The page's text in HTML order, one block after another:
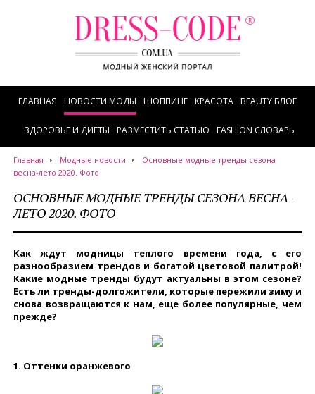
ГЛАВНАЯ НОВОСТИ МОДЫ ШОППИНГ КРАСОТА BEAUTY БЛОГ
ЗДОРОВЬЕ И ДИЕТЫ РАЗМЕСТИТЬ СТАТЬЮ FASHION СЛОВАРЬ
Главная Модные новости
Основные модные тренды сезона
весна-лето 2020. Фото
ОСНОВНЫЕ МОДНЫЕ ТРЕНДЫ СЕЗОНА ВЕСНА-
ЛЕТО 2020. ФОТО
Как ждут модницы теплого времени года, с его
разнообразием трендов и богатой цветовой палитрой!
Какие модные тренды будут актуальны в этом сезоне?
Есть ли тренды-долгожители, которые пережили зиму и
снова возвращаются к нам, еще более популярные, чем
прежде?
1. Оттенки оранжевого